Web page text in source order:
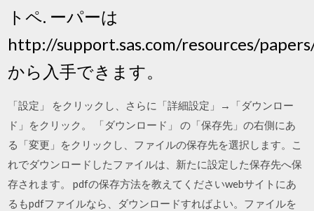
トペ. ーパーは
http://support.sas.com/resources/
から入手できます。
「設定」 をクリックし、さらに「詳細設定」→「ダウンロー
ド」をクリック。 「ダウンロード」 の「保存先」の右側にあ
る「変更」をクリックし、ファイルの保存先を選択します。こ
れでダウンロードしたファイルは、新たに設定した保存先へ保
存されます。 pdfの保存方法を教えてくださいwebサイトにあ
るもpdfファイルなら、ダウンロードすればよい。ファイルを